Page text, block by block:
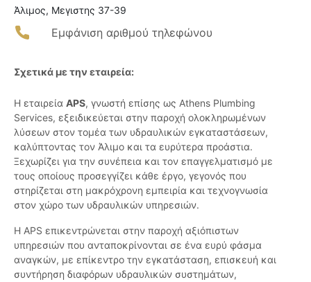
Άλιμος, Μεγιστης 37-39
Εμφάνιση αριθμού τηλεφώνου
Σχετικά με την εταιρεία:
Η εταιρεία APS, γνωστή επίσης ως Athens Plumbing
Services, εξειδικεύεται στην παροχή ολοκληρωμένων
λύσεων στον τομέα των υδραυλικών εγκαταστάσεων,
καλύπτοντας τον Άλιμο και τα ευρύτερα προάστια.
Ξεχωρίζει για την συνέπεια και τον επαγγελματισμό με
τους οποίους προσεγγίζει κάθε έργο, γεγονός που
στηρίζεται στη μακρόχρονη εμπειρία και τεχνογνωσία
στον χώρο των υδραυλικών υπηρεσιών.
Η APS επικεντρώνεται στην παροχή αξιόπιστων
υπηρεσιών που ανταποκρίνονται σε ένα ευρύ φάσμα
αναγκών, με επίκεντρο την εγκατάσταση, επισκευή και
συντήρηση διαφόρων υδραυλικών συστημάτων,